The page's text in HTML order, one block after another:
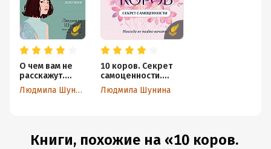
О чем вам не
расскажут.
Быть собой
легко. Книга Людмила Шунина
10 коров. Секрет
самоценности.
Никогда не поздно
начать
Людмила Шунина
Книги, похожие на «10 коров.